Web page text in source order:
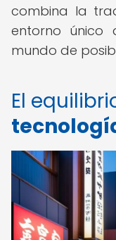
combina la
entorno
mundo de
El